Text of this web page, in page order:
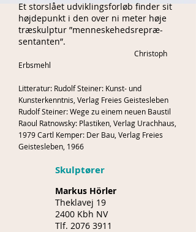
Et storslået udviklingsforløb finder sit
højdepunkt i den over ni meter høje
træskulptur ”menneskehedsrepræ-
sentanten”.
Christoph
Erbsmehl
Litteratur: Rudolf Steiner: Kunst- und
Kunsterkenntnis, Verlag Freies Geistesleben
Rudolf Steiner: Wege zu einem neuen Baustil
Raoul Ratnowsky: Plastiken, Verlag Urachhaus,
1979 Cartl Kemper: Der Bau, Verlag Freies
Geistesleben, 1966
Skulptører
Markus Hörler
Theklavej 19
2400 Kbh NV
Tlf. 2076 3911